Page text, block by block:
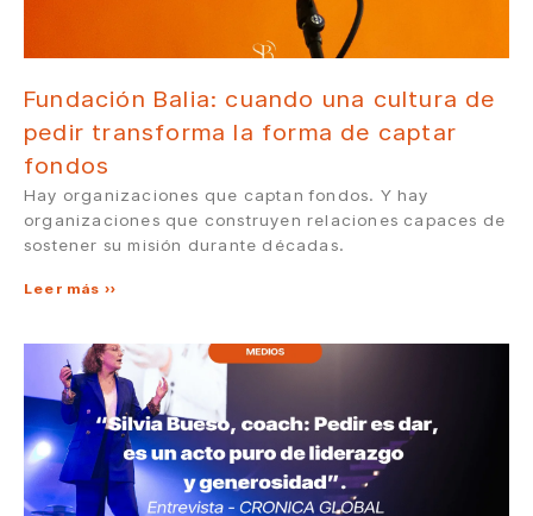
Fundación Balia: cuando una cultura de
pedir transforma la forma de captar
fondos
Hay organizaciones que captan fondos. Y hay
organizaciones que construyen relaciones capaces de
sostener su misión durante décadas.
Leer más »